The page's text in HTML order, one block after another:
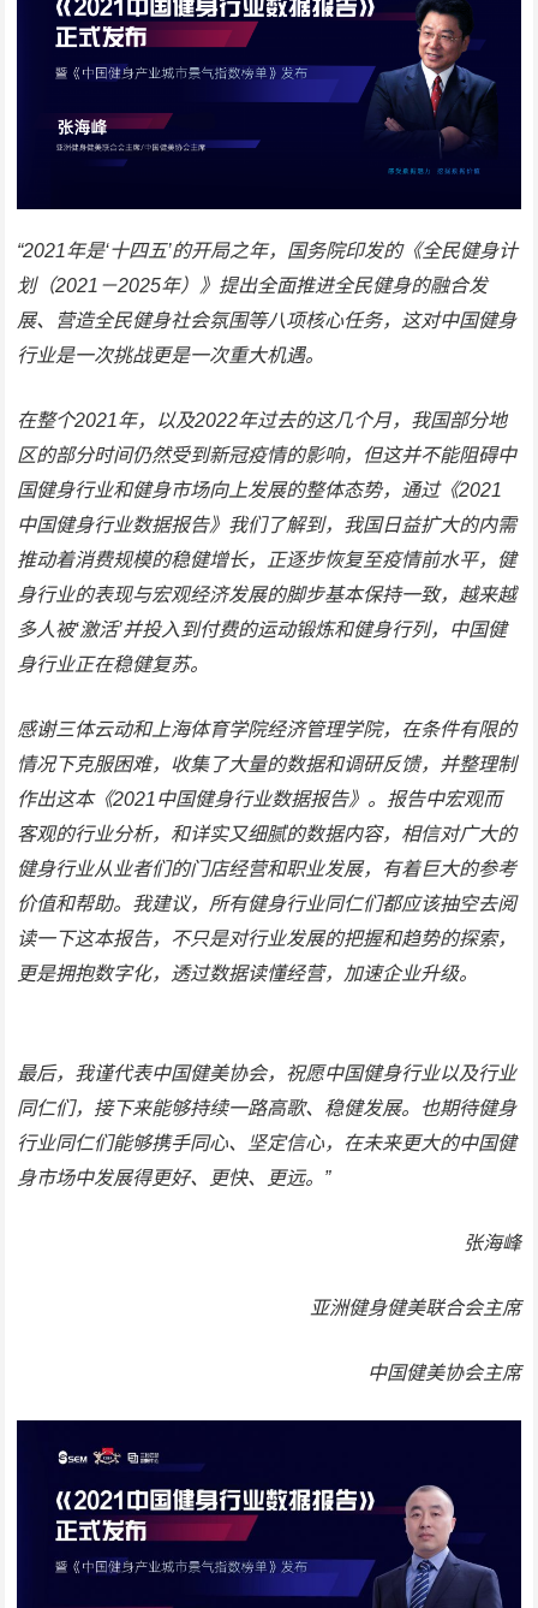
“2021年是‘十四五’的开局之年，国务院印发的《全民健身计
划（2021－2025年）》提出全面推进全民健身的融合发
展、营造全民健身社会氛围等八项核心任务，这对中国健身
行业是一次挑战更是一次重大机遇。
在整个2021年，以及2022年过去的这几个月，我国部分地
区的部分时间仍然受到新冠疫情的影响，但这并不能阻碍中
国健身行业和健身市场向上发展的整体态势，通过《2021
中国健身行业数据报告》我们了解到，我国日益扩大的内需
推动着消费规模的稳健增长，正逐步恢复至疫情前水平，健
身行业的表现与宏观经济发展的脚步基本保持一致，越来越
多人被‘激活’并投入到付费的运动锻炼和健身行列，中国健
身行业正在稳健复苏。
感谢三体云动和上海体育学院经济管理学院，在条件有限的
情况下克服困难，收集了大量的数据和调研反馈，并整理制
作出这本《2021中国健身行业数据报告》。报告中宏观而
客观的行业分析，和详实又细腻的数据内容，相信对广大的
健身行业从业者们的门店经营和职业发展，有着巨大的参考
价值和帮助。 我建议，所有健身行业同仁们都应该抽空去阅
读一下这本报告，不只是对行业发展的把握和趋势的探索，
更是拥抱数字化，透过数据读懂经营，加速企业升级。
最后，我谨代表中国健美协会，祝愿中国健身行业以及行业
同仁们，接下来能够持续一路高歌、稳健发展。也期待健身
行业同仁们能够携手同心、坚定信心，在未来更大的中国健
身市场中发展得更好、更快、更远。”
张海峰
亚洲健身健美联合会主席
中国健美协会主席